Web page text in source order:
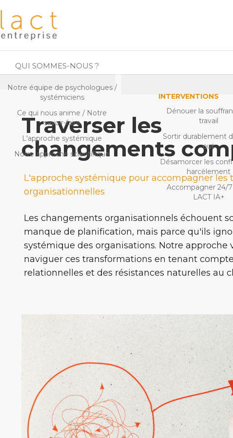
QUI SOMMES-NOUS ?
Notre équipe de psychologues /
systémiciens
Ce qui nous anime / Notre
savoir-faire
L'approche systémique
Notre approche scientifique
INTERVENTIONS
Dénouer la
travail
Sortir durablement
out
Désamorcer les
harcèlement
Accompagner 24/
LACT IA+
Traverser les
changements
L'approche systémique pour accompagner les
organisationnelles
Les changements organisationnels échouent
manque de planification, mais parce qu'ils
systémique des organisations. Notre approche
naviguer ces transformations en tenant
relationnelles et des résistances naturelles au